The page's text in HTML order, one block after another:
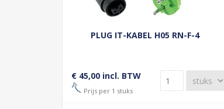
PLUG IT-KABEL H05 RN-F-4
€ 45,00 incl. BTW
Prijs per 1 stuks